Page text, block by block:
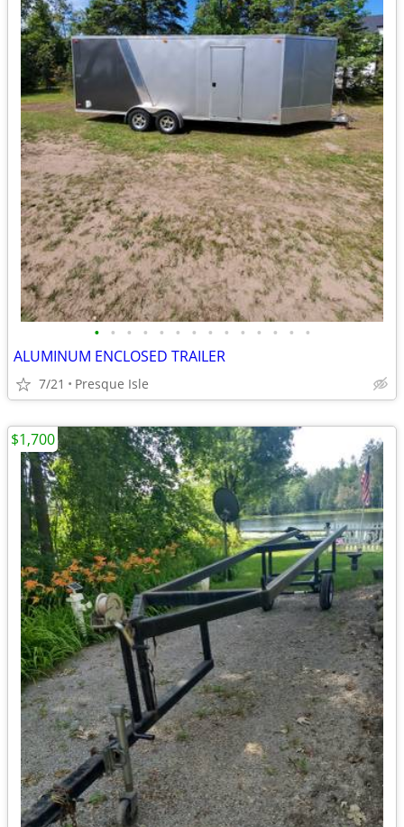
• • • • • • • • • • • • • •
ALUMINUM ENCLOSED TRAILER
7/21 Presque Isle
$1,700